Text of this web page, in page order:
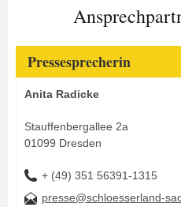
Pressesprecherin
Anita Radicke
Stauffenbergallee 2a
01099 Dresden
+ (49) 351 56391-1315
presse@schloesserland-